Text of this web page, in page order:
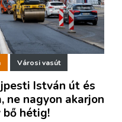
Városi vasút
István út és
ne nagyon akarjon
hétig!